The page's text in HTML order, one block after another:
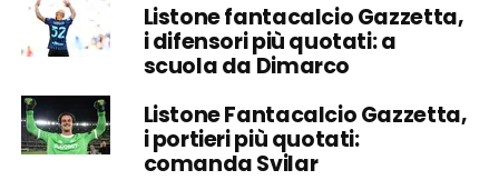
Listone fantacalcio Gazzetta,
i difensori più quotati: a
scuola da Dimarco
Listone Fantacalcio Gazzetta,
i portieri più quotati:
comanda Svilar